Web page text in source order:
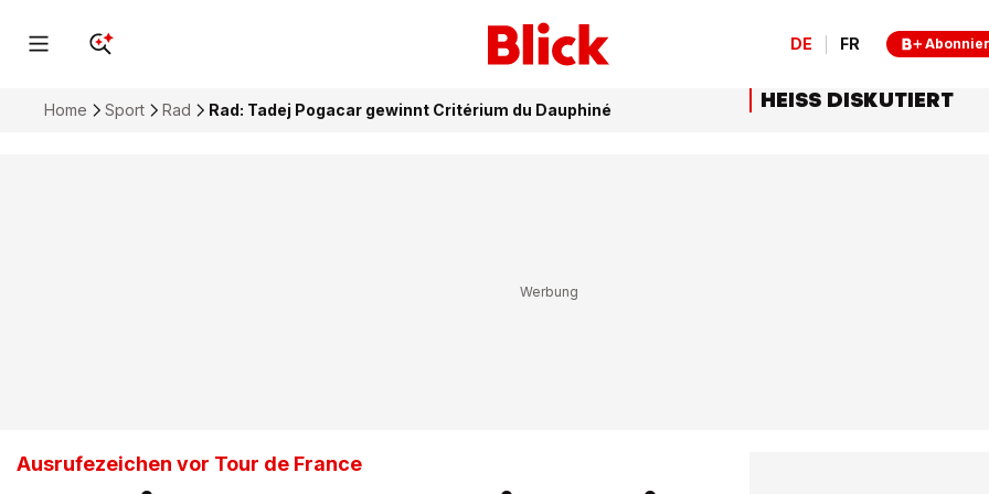
DE FR
Home Sport Rad Rad: Tadej Pogacar gewinnt Critérium du Dauphiné
Ausrufezeichen vor Tour de France
HEISS DISKUTIERT